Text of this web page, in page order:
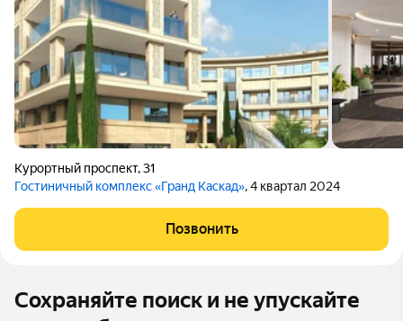
Курортный проспект,31
Гостиничный комплекс «Гранд Каскад», 4 квартал 2024
Позвонить
Сохраняйте поиск и не упускайте